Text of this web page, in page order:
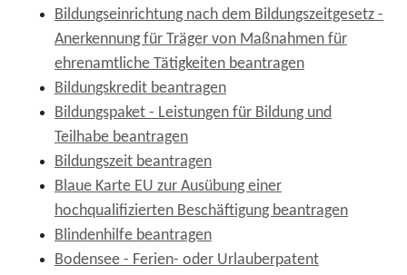
Bildungseinrichtung nach dem Bildungszeitgesetz -
Anerkennung für Träger von Maßnahmen für
ehrenamtliche Tätigkeiten beantragen
Bildungskredit beantragen
Bildungspaket - Leistungen für Bildung und
Teilhabe beantragen
Bildungszeit beantragen
Blaue Karte EU zur Ausübung einer
hochqualifizierten Beschäftigung beantragen
Blindenhilfe beantragen
Bodensee - Ferien- oder Urlauberpatent